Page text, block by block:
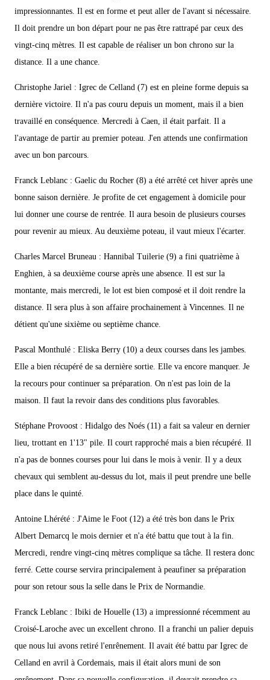
impressionnantes. Il est en forme et peut aller de l'avant si nécessaire.
Il doit prendre un bon départ pour ne pas être rattrapé par ceux des
vingt-cinq mètres. Il est capable de réaliser un bon chrono sur la
distance. Il a une chance.
Christophe Jariel : Igrec de Celland (7) est en pleine forme depuis sa
dernière victoire. Il n'a pas couru depuis un moment, mais il a bien
travaillé en conséquence. Mercredi à Caen, il était parfait. Il a
l'avantage de partir au premier poteau. J'en attends une confirmation
avec un bon parcours.
Franck Leblanc : Gaelic du Rocher (8) a été arrêté cet hiver après une
bonne saison dernière. Je profite de cet engagement à domicile pour
lui donner une course de rentrée. Il aura besoin de plusieurs courses
pour revenir au mieux. Au deuxième poteau, il vaut mieux l'écarter.
Charles Marcel Bruneau : Hannibal Tuilerie (9) a fini quatrième à
Enghien, à sa deuxième course après une absence. Il est sur la
montante, mais mercredi, le lot est bien composé et il doit rendre la
distance. Il sera plus à son affaire prochainement à Vincennes. Il ne
détient qu'une sixième ou septième chance.
Pascal Monthulé : Eliska Berry (10) a deux courses dans les jambes.
Elle a bien récupéré de sa dernière sortie. Elle va encore manquer. Je
la recours pour continuer sa préparation. On n'est pas loin de la
maison. Il faut la revoir dans des conditions plus favorables.
Stéphane Provoost : Hidalgo des Noés (11) a fait sa valeur en dernier
lieu, trottant en 1'13" pile. Il court rapproché mais a bien récupéré. Il
n'a pas de bonnes courses pour lui dans le mois à venir. Il y a deux
chevaux qui semblent au-dessus du lot, mais il peut prendre une belle
place dans le quinté.
Antoine Lhérété : J'Aime le Foot (12) a été très bon dans le Prix
Albert Demarcq le mois dernier et n'a été battu que tout à la fin.
Mercredi, rendre vingt-cinq mètres complique sa tâche. Il restera donc
ferré. Cette course servira principalement à peaufiner sa préparation
pour son retour sous la selle dans le Prix de Normandie.
Franck Leblanc : Ibiki de Houelle (13) a impressionné récemment au
Croisé-Laroche avec un excellent chrono. Il a franchi un palier depuis
que nous lui avons retiré l'enrênement. Il avait été battu par Igrec de
Celland en avril à Cordemais, mais il était alors muni de son